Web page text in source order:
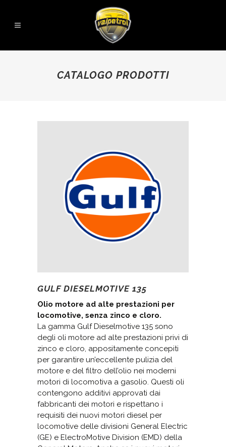
CATALOGO PRODOTTI
GULF DIESELMOTIVE 135
Olio motore ad alte prestazioni per
locomotive, senza zinco e cloro.
La gamma Gulf Dieselmotive 135 sono
degli oli motore ad alte prestazioni privi di
zinco e cloro, appositamente concepiti
per garantire un’eccellente pulizia del
motore e del filtro dell’olio nei moderni
motori di locomotiva a gasolio. Questi oli
contengono additivi approvati dai
fabbricanti dei motori e rispettano i
requisiti dei nuovi motori diesel per
locomotive delle divisioni General Electric
(GE) e ElectroMotive Division (EMD) della